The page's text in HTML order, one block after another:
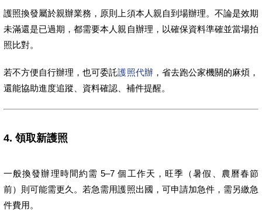
護照換發屬於親辦業務，原則上須本人親自到場辦理。不論是效期
未滿還是已過期，都需要本人親自辦理，以確保資料準確並當場拍
照比對。
若不方便自行辦理，也可委託護照代辦，省去跑公家機關的麻煩，
還能協助進度追蹤、資料確認、補件提醒。
4. 領取新護照
一般換發辦理時間約需 5–7 個工作天，旺季（暑假、農曆春節
前）則可能需更久。若急需用護照出國，可申請加急件，需另繳急
件費用。